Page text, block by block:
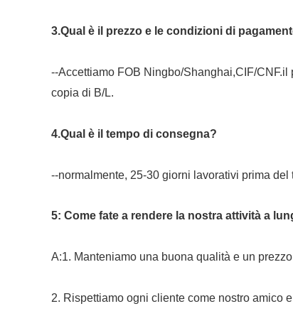
3.Qual è il prezzo e le condizioni di
--Accettiamo FOB Ningbo/Shanghai,CIF/
copia di B/L.
4.Qual è il tempo di consegna?
--normalmente, 25-30 giorni lavorativi prima
5: Come fate a rendere la nostra attività a
A:1. Manteniamo una buona qualità e un
2. Rispettiamo ogni cliente come nostro amico